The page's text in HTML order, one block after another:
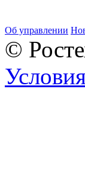
Об управлении
©